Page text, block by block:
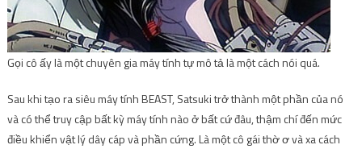
Gọi cô ấy là một chuyên gia máy tính tự mô tả là một cách nói quá.
Sau khi tạo ra siêu máy tính BEAST, Satsuki trở thành một phần của nó
và có thể truy cập bất kỳ máy tính nào ở bất cứ đâu, thậm chí đến mức
điều khiển vật lý dây cáp và phần cứng. Là một cô gái thờ ơ và xa cách